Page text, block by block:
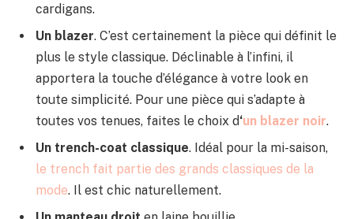
cardigans.
Un blazer. C’est certainement la pièce qui définit le
plus le style classique. Déclinable à l’infini, il
apportera la touche d’élégance à votre look en
toute simplicité. Pour une pièce qui s’adapte à
toutes vos tenues, faites le choix d‘un blazer noir.
Un trench-coat classique. Idéal pour la mi-saison,
le trench fait partie des grands classiques de la
mode. Il est chic naturellement.